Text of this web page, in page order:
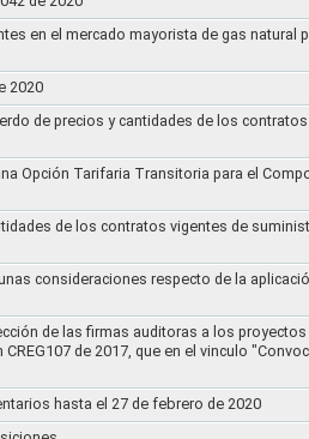
en el mercado mayorista de gas natural
2020
de precios y cantidades de los
Opción Tarifaria Transitoria para el
de los contratos vigentes de
consideraciones respecto de la
de las firmas auditoras a los
de 2017, que en el vinculo
hasta el 27 de febrero de 2020